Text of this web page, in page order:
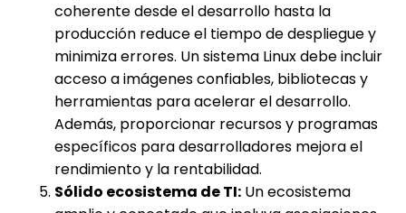
coherente desde el desarrollo hasta la
producción reduce el tiempo de despliegue y
minimiza errores. Un sistema Linux debe incluir
acceso a imágenes confiables, bibliotecas y
herramientas para acelerar el desarrollo.
Además, proporcionar recursos y programas
específicos para desarrolladores mejora el
rendimiento y la rentabilidad.
Sólido ecosistema de TI: Un ecosistema